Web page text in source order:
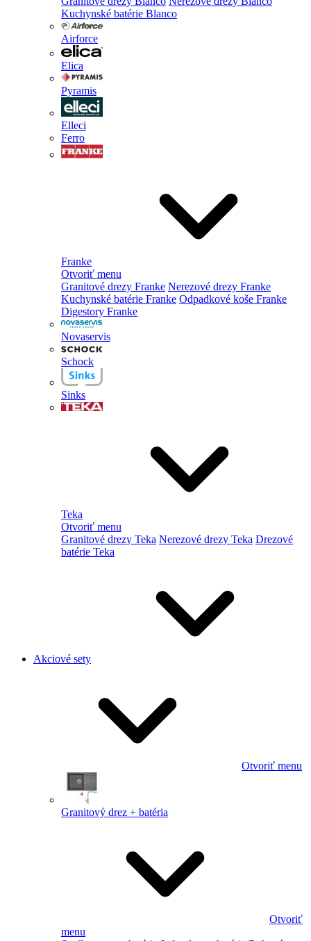
Kuchynské batérie Blanco
Airforce
Elica
Pyramis
Elleci
Ferro
Franke
Otvoriť menu
Granitové drezy Franke Nerezové drezy Franke
Kuchynské batérie Franke Odpadkové koše Franke
Digestory Franke
Novaservis
Schock
Sinks
Teka
Otvoriť menu
Granitové drezy Teka Nerezové drezy Teka Drezové
batérie Teka
Akciové sety
Otvoriť menu
Granitový drez + batéria
Otvoriť
menu